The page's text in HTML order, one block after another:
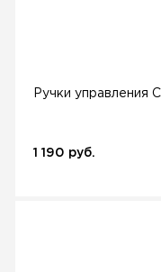
Ручки управления
1 190 руб.